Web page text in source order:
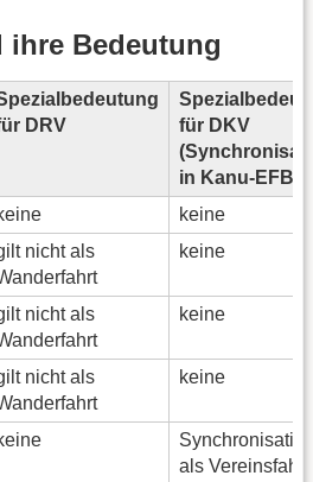
ihre Bedeutung
DRV
für DKV
in Kanu-EFB)
keine
nicht als
keine
nicht als
keine
nicht als
keine
als Vereinsfahrt